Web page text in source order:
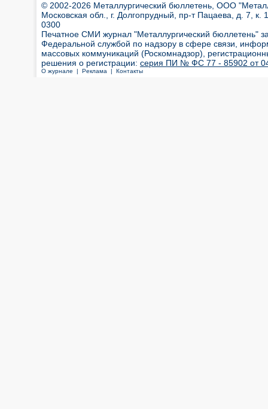
© 2002-2026 Металлургический бюллетень, ООО
Московская обл., г. Долгопрудный, пр-т Пацаева, д. 7,
0300
Печатное СМИ журнал "Металлургический бюллетень"
Федеральной службой по надзору в сфере связи,
массовых коммуникаций (Роскомнадзор),
решения о регистрации: серия ПИ № ФС 77 - 85902 от 04
О журнале | Реклама | Контакты